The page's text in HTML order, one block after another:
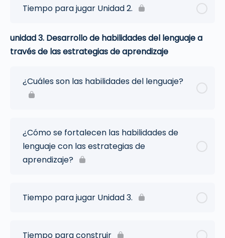
Tiempo para jugar Unidad 2.
unidad 3. Desarrollo de habilidades del lenguaje a
través de las estrategias de aprendizaje
¿Cuáles son las habilidades del lenguaje?
¿Cómo se fortalecen las habilidades de
lenguaje con las estrategias de
aprendizaje?
Tiempo para jugar Unidad 3.
Tiempo para construir